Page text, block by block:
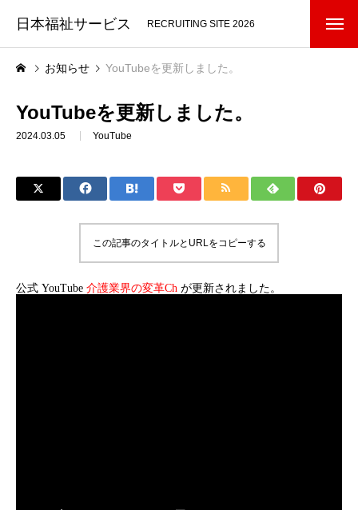
日本福祉サービス RECRUITING SITE 2026
お知らせ YouTubeを更新しました。
YouTubeを更新しました。
2024.03.05 YouTube
この記事のタイトルとURLをコピーする
公式 YouTube 介護業界の変革Ch が更新されました。